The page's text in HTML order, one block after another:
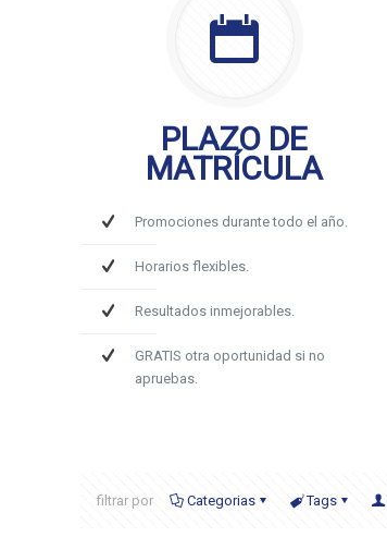
PLAZO DE
MATRÍCULA
Promociones durante todo el año.
Horarios flexibles.
Resultados inmejorables.
GRATIS otra oportunidad si no
apruebas.
filtrar por Categorias Tags